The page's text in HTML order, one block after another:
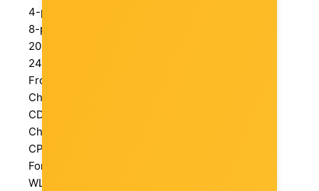
4-pin ATX 12V Power: n/a
8-pin ATX 12V Power: Y
20-pin ATX Power: n/a
24-pin ATX Power: Y
Front panel audio: Y
Chasis Intrusion: n/a
CD Audio In: n/a
Chasis Fan Power: 4
CPU Fan Power: 2
Format ploče: ATX
WLAN connector: 1